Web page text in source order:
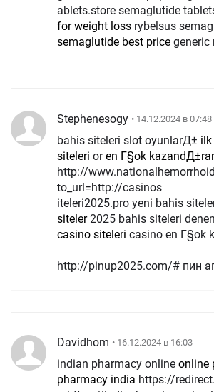
ablets.store semaglutide
for weight loss rybelsus
semaglutide best price generic
Stephenesogy • 14.12.2024 в 07:48
bahis siteleri slot oyunlarД±
siteleri oren Г§ok
http://
to_url=http://casinos
iteleri2025.pro yeni bahis
siteler2025 bahis siteleri
casino siteleri casino en Г§ok
http://pinup2025.com/# пин
Davidhom • 16.12.2024 в 16:03
indian pharmacy online online
pharmacy india